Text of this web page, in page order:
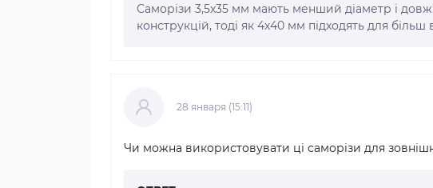
Саморізи 3,5x35 мм мають менший діаметр і
конструкцій, тоді як 4x40 мм підходять для більш
28 января (15:11)
Чи можна використовувати ці саморізи для